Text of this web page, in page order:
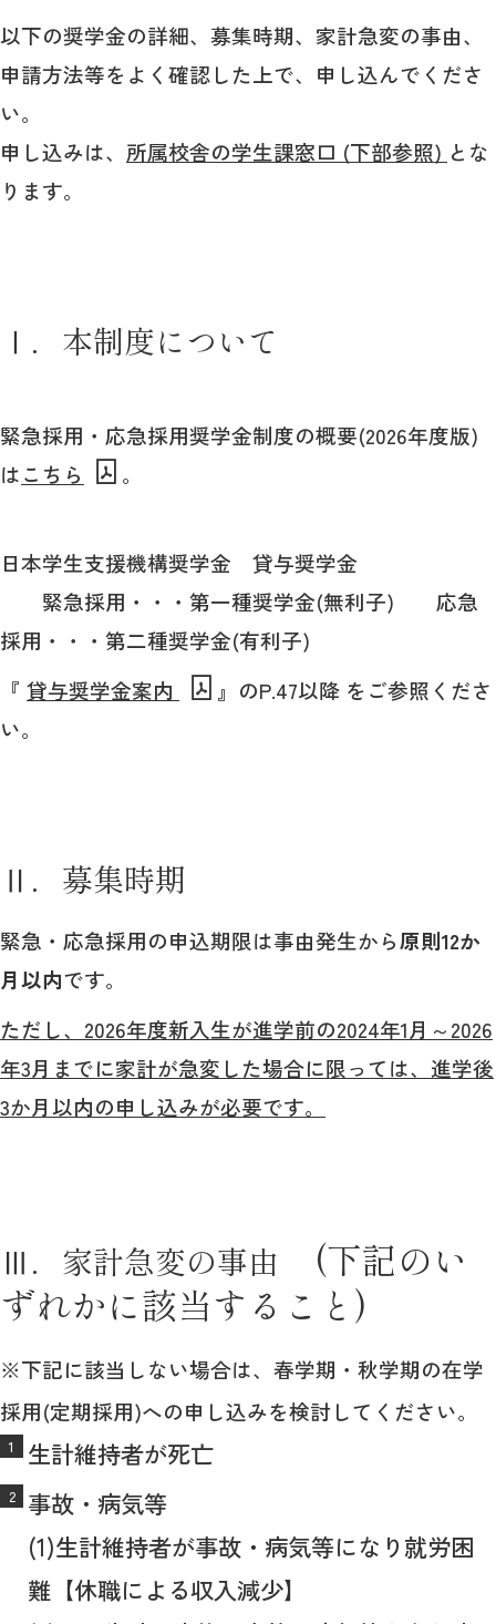
入試情報サイト
2026年9月入学者向け 新入生サイト
（外部サイト）
アクセス
以下の奨学金の詳細、募集時期、家計急変の事由、
申請方法等をよく確認した上で、申し込んでくださ
い。
申し込みは、 所属校舎の学生課窓口 (下部参照) とな
ります。
Ⅰ．本制度について
緊急採用・応急採用奨学金制度の概要(2026年度版)
はこちら 。
日本学生支援機構奨学金 貸与奨学金
緊急採用・・・第一種奨学金(無利子) 応急
採用・・・第二種奨学金(有利子)
『 貸与奨学金案内
』のP.47以降 をご参照くださ
い。
Ⅱ．募集時期
緊急・応急採用の申込期限は事由発生から原則12か
月以内です。
ただし、2026年度新入生が進学前の2024年1月～2026
年3月までに家計が急変した場合に限っては、進学後
3か月以内の申し込みが必要です。
Ⅲ．家計急変の事由
(下記のい
ずれかに該当すること)
※下記に該当しない場合は、春学期・秋学期の在学
採用(定期採用)への申し込みを検討してください。
生計維持者が死亡
事故・病気等
(1)生計維持者が事故・病気等になり就労困
難【休職による収入減少】